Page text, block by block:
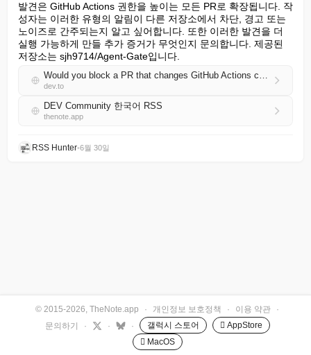
발견은 GitHub Actions 권한을 높이는 모든 PR로 확장됩니다. 작
성자는 이러한 유형의 알림이 다른 저장소에서 차단, 경고 또는
노이즈로 간주되는지 알고 싶어합니다. 또한 이러한 발견을 더
실행 가능하게 만들 추가 증거가 무엇인지 문의합니다. 제공된
저장소는 sjh9714/Agent-Gate입니다.
Would you block a PR that changes GitHub Actions contents permission from read to write?
dev.to
DEV Community 한국어 RSS
thenote.app
RSS Hunter•6월 30일
© 2015-2026, TheNote.app · 개인정보 보호정책 · 이용 약관
·
문의하기
· · · 갤럭시 스토어
 AppStore
 MacOS